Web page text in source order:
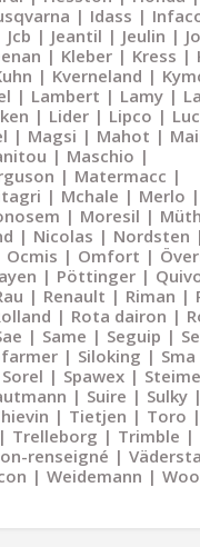
Idass
Jcb Jeantil Jeulin
Kleber Kress
Kverneland
Lambert Lamy
Lider Lipco
Magsi Mahot
Maschio
Matermacc
Mchale Merlo
Moresil
Nicolas
Nordsten
Ocmis Omfort
Pöttinger
Renault Riman
Rota dairon
Same Seguip
Siloking
Sma
Sorel Spawex
Suire Sulky
Tietjen
Toro
Trelleborg Trimble
renseigné
Weidemann